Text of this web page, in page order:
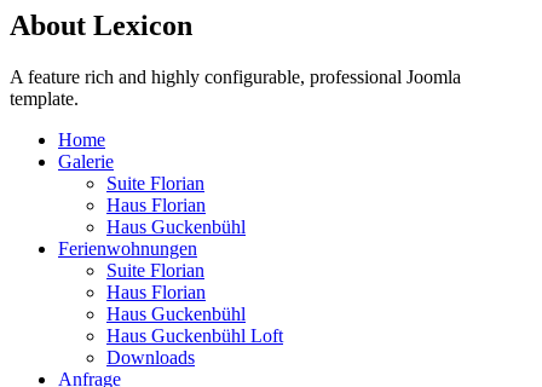
About Lexicon
A feature rich and highly configurable, professional Joomla
template.
Home
Galerie
Suite Florian
Haus Florian
Haus Guckenbühl
Ferienwohnungen
Suite Florian
Haus Florian
Haus Guckenbühl
Haus Guckenbühl Loft
Downloads
Anfrage